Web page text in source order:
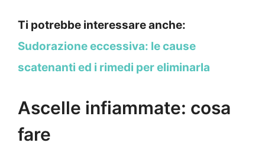
Ti potrebbe interessare anche:
Sudorazione eccessiva: le cause
scatenanti ed i rimedi per eliminarla
Ascelle infiammate: cosa
fare